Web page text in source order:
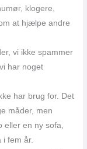
klogere,
at hjælpe andre
vi ikke spammer
har noget
har brug for. Det
måder, men
en ny sofa,
fem år.